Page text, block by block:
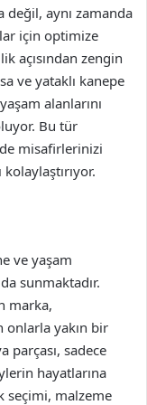
değil, aynı zamanda
için optimize
açısından zengin
ve yataklı kanepe
alanlarını
Bu tür
misafirlerinizi
ve yaşam
sunmaktadır.
marka,
onlarla yakın bir
sadece
hayatlarına
seçimi, malzeme